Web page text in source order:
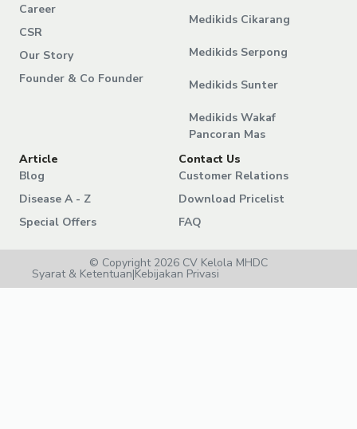
Career
CSR
Our Story
Founder & Co Founder
Medikids Cikarang
Medikids Serpong
Medikids Sunter
Medikids Wakaf
Pancoran Mas
Article
Blog
Disease A - Z
Special Offers
Contact Us
Customer Relations
Download Pricelist
FAQ
© Copyright 2026 CV Kelola MHDC
Syarat & Ketentuan|Kebijakan Privasi